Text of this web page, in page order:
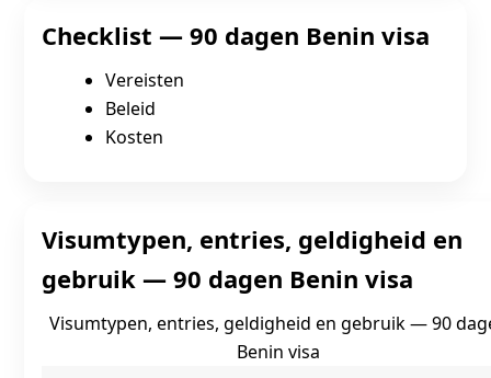
Checklist — 90 dagen Benin visa
Vereisten
Beleid
Kosten
Visumtypen, entries, geldigheid en
gebruik — 90 dagen Benin visa
Visumtypen, entries, geldigheid en gebruik — 90
Benin visa